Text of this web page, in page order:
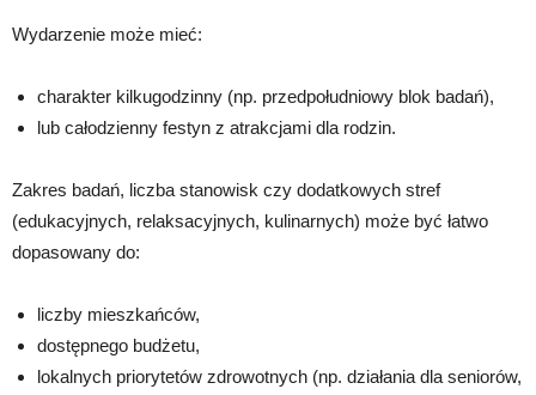
Wydarzenie może mieć:
charakter kilkugodzinny (np. przedpołudniowy blok badań),
lub całodzienny festyn z atrakcjami dla rodzin.
Zakres badań, liczba stanowisk czy dodatkowych stref
(edukacyjnych, relaksacyjnych, kulinarnych) może być łatwo
dopasowany do:
liczby mieszkańców,
dostępnego budżetu,
lokalnych priorytetów zdrowotnych (np. działania dla seniorów,